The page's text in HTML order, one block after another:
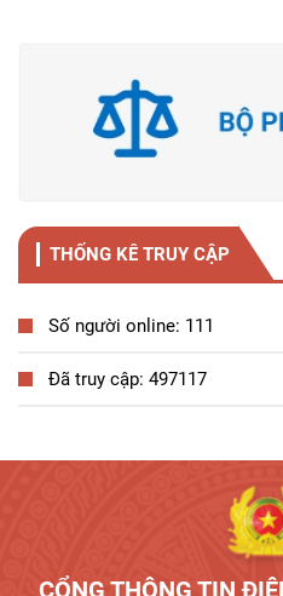
THỐNG KÊ TRUY CẬP
Số người online: 111
Đã truy cập: 497117
CỔNG THÔNG TIN